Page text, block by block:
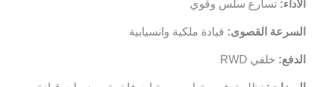
الأداء: تسارع سلس وقوي
السرعة القصوى: قيادة ملكية وانسيابية
الدفع: خلفي RWD